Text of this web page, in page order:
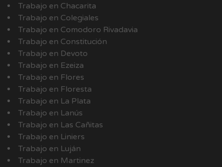
Trabajo en Chacarita
Trabajo en Colegiales
Trabajo en Comodoro Rivadavia
Trabajo en Constitución
Trabajo en Devoto
Trabajo en Ezeiza
Trabajo en Flores
Trabajo en Floresta
Trabajo en La Plata
Trabajo en Lanús
Trabajo en Las Cañitas
Trabajo en Liniers
Trabajo en Luján
Trabajo en Martinez